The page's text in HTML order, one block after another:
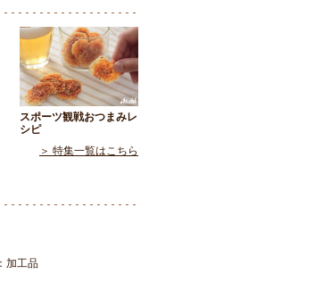
スポーツ観戦おつまみレ
シピ
＞ 特集一覧はこちら
加工品